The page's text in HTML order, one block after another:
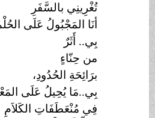
تُغْرِينِي بالسَّفَرِ
أنَا المَجْبُولُ عَلَى الحُلْمِ
بِي.. أَثَرٌ
من حِنّاءٍ
برَائِحَةِ الحُدُودِ،
بِي..مَا يُحِيلُ عَلَى
فِي مُنْعَطَفَاتِ الكَلاَمِ